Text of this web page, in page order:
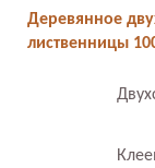
Деревянное
лиственницы